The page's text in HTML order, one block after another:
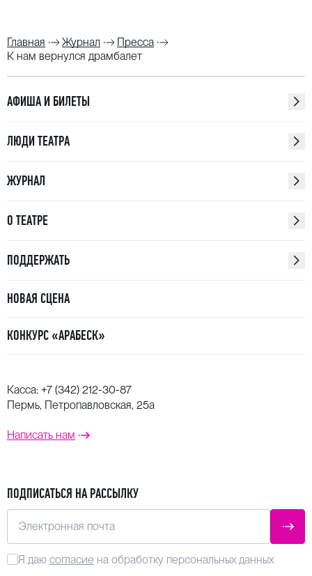
Главная Журнал
Пресса
К нам вернулся драмбалет
АФИША И БИЛЕТЫ
ЛЮДИ ТЕАТРА
ЖУРНАЛ
О ТЕАТРЕ
ПОДДЕРЖАТЬ
НОВАЯ СЦЕНА
КОНКУРС «АРАБЕСК»
Касса: +7 (342) 212-30-87
Пермь, Петропавловская, 25а
Написать нам
ПОДПИСАТЬСЯ НА РАССЫЛКУ
Электронная почта
Я даю согласие на обработку персональных данных